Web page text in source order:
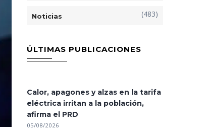
Noticias (483)
ÚLTIMAS PUBLICACIONES
Calor, apagones y alzas en la tarifa
eléctrica irritan a la población,
afirma el PRD
05/08/2026